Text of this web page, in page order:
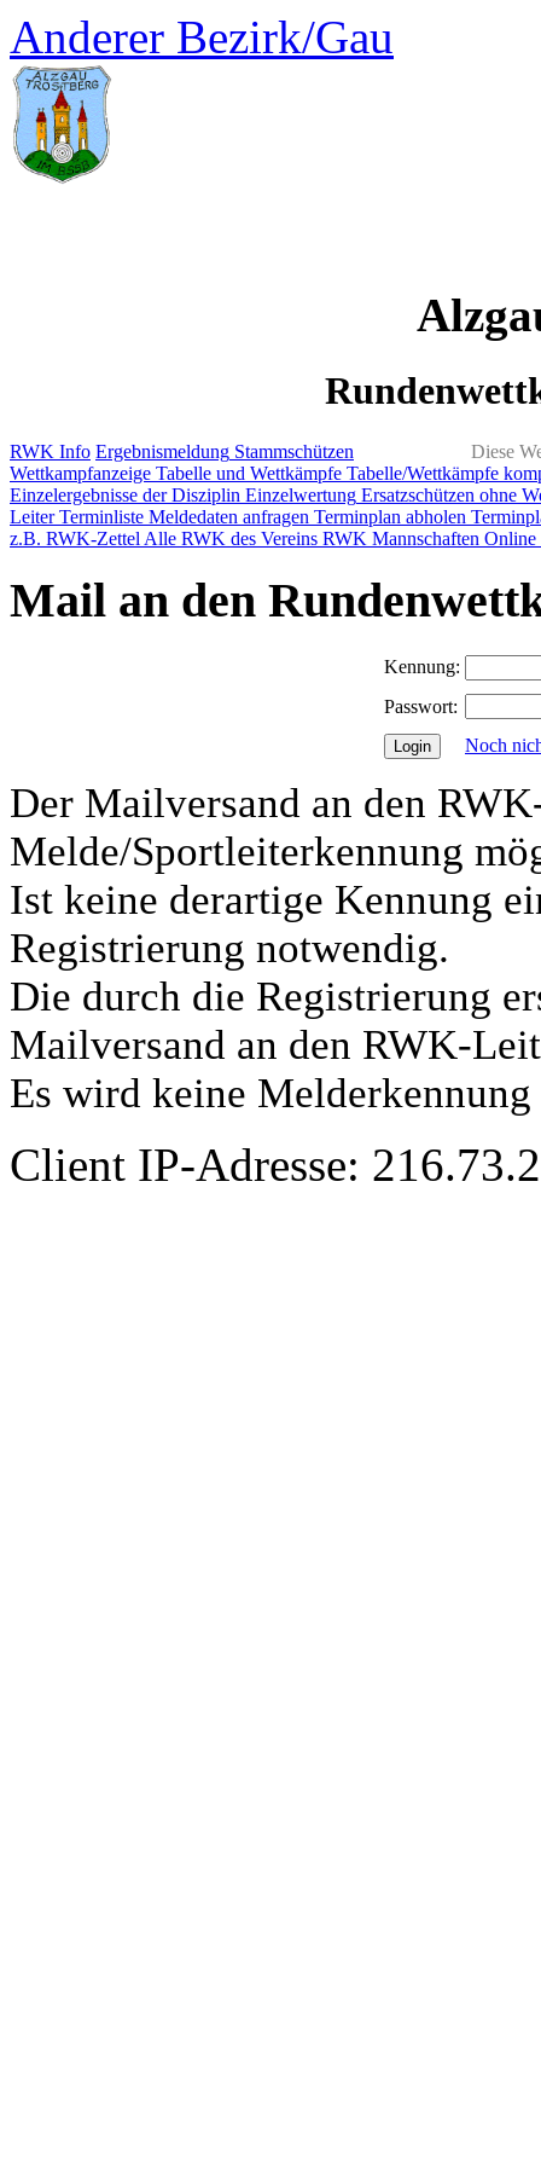
Anderer Bezirk/Gau
Diese
RWK Info Ergebnismeldung Stammschützen
Wettkampfanzeige Tabelle und Wettkämpfe Tabelle/Wettkämpfe
Einzelergebnisse der Disziplin Einzelwertung Ersatzschützen ohne
LeiterTerminliste Meldedaten anfragen Terminplan abholen
z.B. RWK-Zettel Alle RWK des Vereins RWK Mannschaften Online
Mail an den
Kennung:
Passwort:
Noch
Der Mailversand an den
Melde/Sportleiterkennung
Ist keine derartige Kennung
Registrierung notwendig.
Die durch die Registrierung
Mailversand an den RWK-
Es wird keine Melderkennung
Client IP-Adresse: